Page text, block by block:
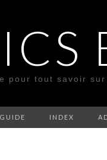
pour tout savoir
GUIDE INDEX